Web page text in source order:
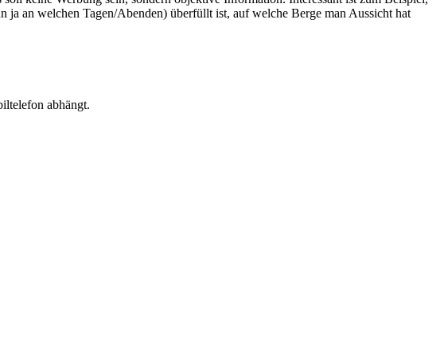
ja an welchen Tagen/Abenden) überfüllt ist, auf welche Berge man Aussicht hat
abhängt.